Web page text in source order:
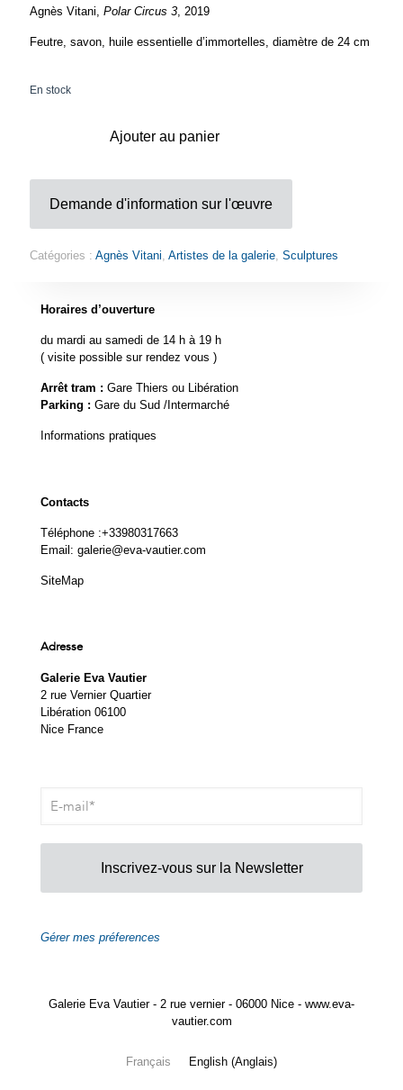
Agnès Vitani, Polar Circus 3 , 2019
Feutre, savon, huile essentielle d’immortelles, diamètre de 24 cm
En stock
Ajouter au panier
Demande d'information sur l'œuvre
Catégories : Agnès Vitani Artistes de la galerie Sculptures
Horaires d’ouverture
du mardi au samedi de 14 h à 19 h
( visite possible sur rendez vous )
Arrêt tram : Gare Thiers ou Libération
Parking : Gare du Sud /Intermarché
Informations pratiques
Contacts
Téléphone :+33980317663
Email: galerie@eva-vautier.com
SiteMap
Adresse
Galerie Eva Vautier
2 rue Vernier Quartier
Libération 06100
Nice France
Inscrivez-vous sur la Newsletter
Gérer mes préferences
Galerie Eva Vautier - 2 rue vernier - 06000 Nice - www.eva-
vautier.com
Français English (Anglais)